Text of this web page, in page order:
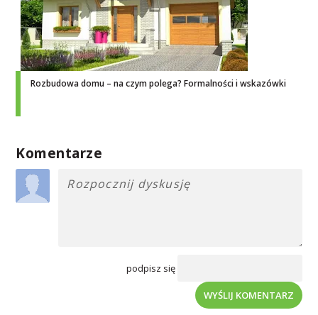
Rozbudowa domu – na czym polega? Formalności i wskazówki
Komentarze
podpisz się
WYŚLIJ KOMENTARZ